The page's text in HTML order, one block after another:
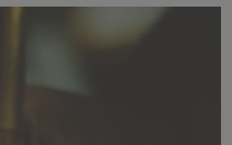
od...